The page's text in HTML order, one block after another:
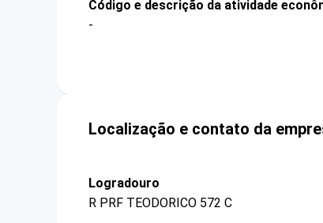
Código e descrição da atividade
-
Localização e contato da
Logradouro
R PRF TEODORICO 572 C